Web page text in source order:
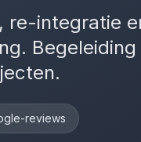
re-integratie
reviews